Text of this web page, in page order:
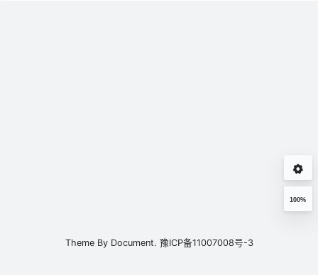
100%
Theme By Document. 豫ICP备11007008号-3